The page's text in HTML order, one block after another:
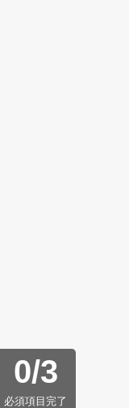
0/3
必須項目完了